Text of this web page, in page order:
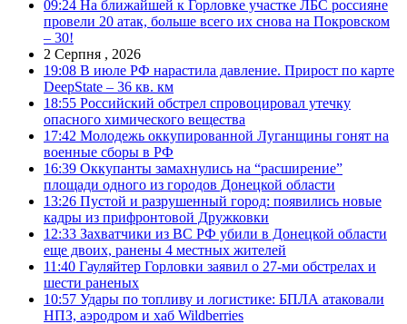
09:24 На ближайшей к Горловке участке ЛБС россияне
провели 20 атак, больше всего их снова на Покровском
– 30!
2 Серпня , 2026
19:08 В июле РФ нарастила давление. Прирост по карте
DeepState – 36 кв. км
18:55 Российский обстрел спровоцировал утечку
опасного химического вещества
17:42 Молодежь оккупированной Луганщины гонят на
военные сборы в РФ
16:39 Оккупанты замахнулись на “расширение”
площади одного из городов Донецкой области
13:26 Пустой и разрушенный город: появились новые
кадры из прифронтовой Дружковки
12:33 Захватчики из ВС РФ убили в Донецкой области
еще двоих, ранены 4 местных жителей
11:40 Гауляйтер Горловки заявил о 27-ми обстрелах и
шести раненых
10:57 Удары по топливу и логистике: БПЛА атаковали
НПЗ, аэродром и хаб Wildberries